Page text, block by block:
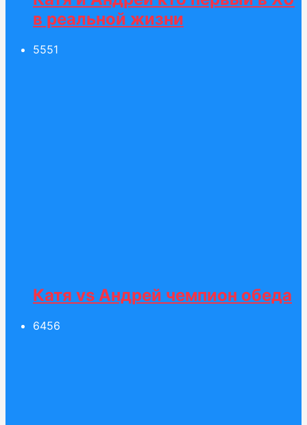
в реальной жизни
5551
Катя vs Андрей чемпион обеда
6456